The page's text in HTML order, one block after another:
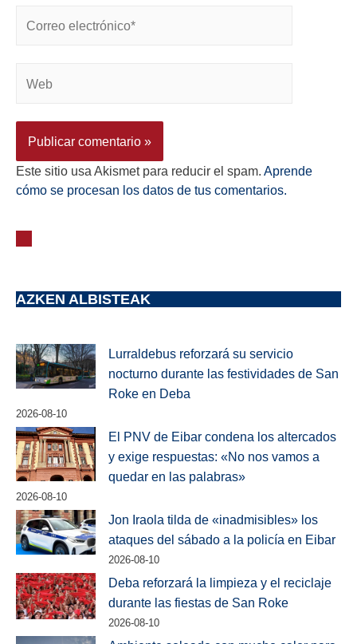
Este sitio usa Akismet para reducir el spam. Aprende
cómo se procesan los datos de tus comentarios.
AZKEN ALBISTEAK
Lurraldebus reforzará su servicio
nocturno durante las festividades de San
Roke en Deba
2026-08-10
El PNV de Eibar condena los altercados
y exige respuestas: «No nos vamos a
quedar en las palabras»
2026-08-10
Jon Iraola tilda de «inadmisibles» los
ataques del sábado a la policía en Eibar
2026-08-10
Deba reforzará la limpieza y el reciclaje
durante las fiestas de San Roke
2026-08-10